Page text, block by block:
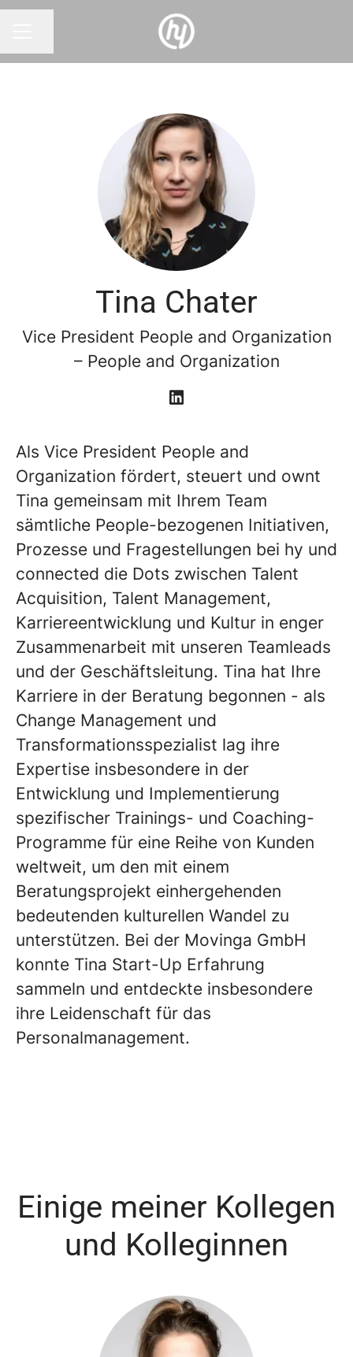
Tina Chater
Vice President People and Organization
– People and Organization
Als Vice President People and
Organization fördert, steuert und ownt
Tina gemeinsam mit Ihrem Team
sämtliche People-bezogenen Initiativen,
Prozesse und Fragestellungen bei hy und
connected die Dots zwischen Talent
Acquisition, Talent Management,
Karriereentwicklung und Kultur in enger
Zusammenarbeit mit unseren Teamleads
und der Geschäftsleitung. Tina hat Ihre
Karriere in der Beratung begonnen - als
Change Management und
Transformationsspezialist lag ihre
Expertise insbesondere in der
Entwicklung und Implementierung
spezifischer Trainings- und Coaching-
Programme für eine Reihe von Kunden
weltweit, um den mit einem
Beratungsprojekt einhergehenden
bedeutenden kulturellen Wandel zu
unterstützen. Bei der Movinga GmbH
konnte Tina Start-Up Erfahrung
sammeln und entdeckte insbesondere
ihre Leidenschaft für das
Personalmanagement.
Einige meiner Kollegen
und Kolleginnen